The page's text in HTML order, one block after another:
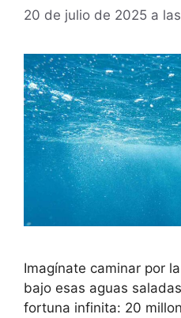
20 de julio de 2025 a
Imagínate caminar por
bajo esas aguas
fortuna infinita: 20